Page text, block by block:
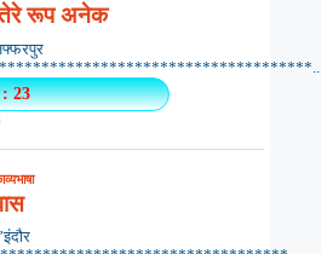
तेरे रूप अनेक
23